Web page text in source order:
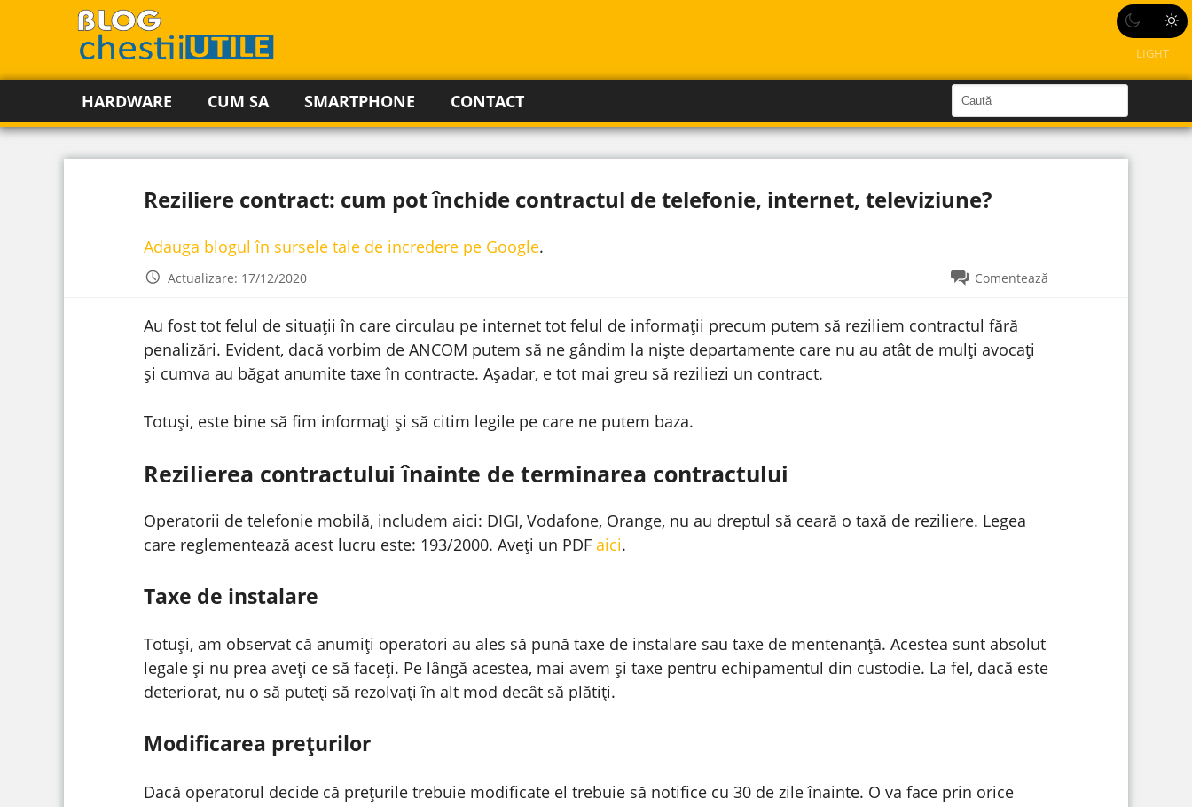
LIGHT
HARDWARE CUM SA SMARTPHONE CONTACT
a
ă
s
t
e
C
a
S
i
Reziliere contract: cum pot închide contractul de telefonie, internet, televiziune?
Adauga blogul în sursele tale de incredere pe Google.
Actualizare: 17/12/2020 Comentează
Au fost tot felul de situații în care circulau pe internet tot felul de informații precum putem să reziliem contractul fără
penalizări. Evident, dacă vorbim de ANCOM putem să ne gândim la niște departamente care nu au atât de mulți avocați
și cumva au băgat anumite taxe în contracte. Așadar, e tot mai greu să reziliezi un contract.
Totuși, este bine să fim informați și să citim legile pe care ne putem baza.
Rezilierea contractului înainte de terminarea contractului
Operatorii de telefonie mobilă, includem aici: DIGI, Vodafone, Orange, nu au dreptul să ceară o taxă de reziliere. Legea
care reglementează acest lucru este: 193/2000. Aveți un PDF aici.
Taxe de instalare
Totuși, am observat că anumiți operatori au ales să pună taxe de instalare sau taxe de mentenanță. Acestea sunt absolut
legale și nu prea aveți ce să faceți. Pe lângă acestea, mai avem și taxe pentru echipamentul din custodie. La fel, dacă este
deteriorat, nu o să puteți să rezolvați în alt mod decât să plătiți.
Modificarea prețurilor
Dacă operatorul decide că prețurile trebuie modificate el trebuie să notifice cu 30 de zile înainte. O va face prin orice